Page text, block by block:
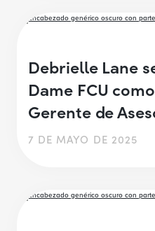
Debrielle Lane
Dame FCU
Gerente de
7 DE MAYO DE 2025